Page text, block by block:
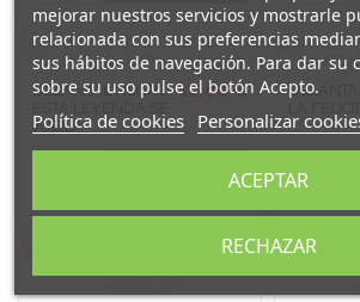
DELANTAL NEGRO
JUBILA
12,00 €
mejorar nuestros servicios y mostrarle
relacionada con sus preferencias
sus hábitos de navegación. Para dar su
sobre su uso pulse el botón Acepto.
Política de cookies Personalizar
RECHAZAR
ACEPTAR